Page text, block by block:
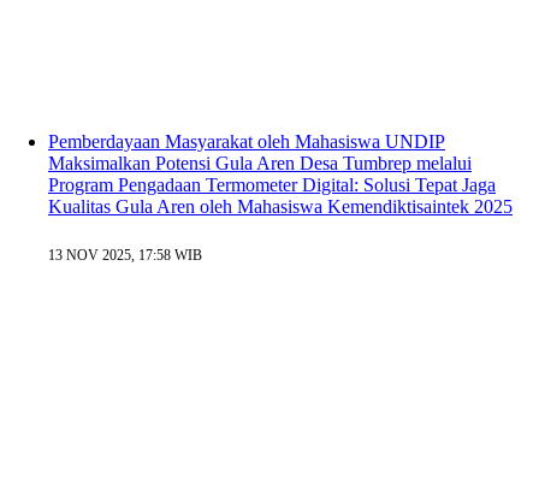
Pemberdayaan Masyarakat oleh Mahasiswa UNDIP
Maksimalkan Potensi Gula Aren Desa Tumbrep melalui
Program Pengadaan Termometer Digital: Solusi Tepat Jaga
Kualitas Gula Aren oleh Mahasiswa Kemendiktisaintek 2025
13 NOV 2025, 17:58 WIB